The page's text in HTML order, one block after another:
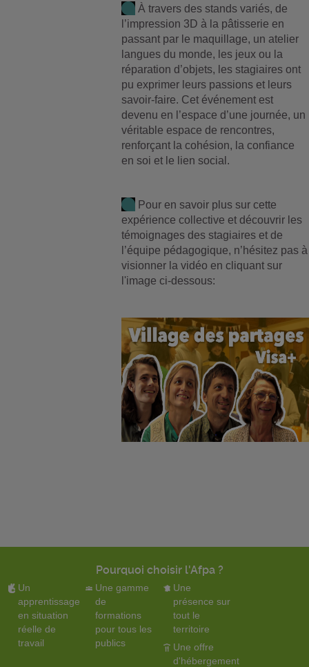
À travers des stands variés, de
l’impression 3D à la pâtisserie en
passant par le maquillage, un atelier
langues du monde, les jeux ou la
réparation d’objets, les stagiaires ont
pu exprimer leurs passions et leurs
savoir-faire. Cet événement est
devenu en l’espace d’une journée, un
véritable espace de rencontres,
renforçant la cohésion, la confiance
en soi et le lien social.
Pour en savoir plus sur cette
expérience collective et découvrir les
témoignages des stagiaires et de
l’équipe pédagogique, n’hésitez pas à
visionner la vidéo en cliquant sur
l'image ci-dessous:
Pourquoi choisir l'Afpa ?
Un
apprentissage
en situation
réelle de
travail
Une gamme
de
formations
pour tous les
publics
Une
présence sur
tout le
territoire
Une offre
d'hébergement